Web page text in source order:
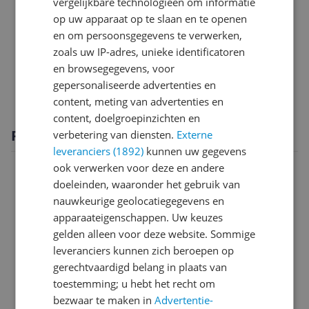
Sim informatie
Software
Technisch
Productomschrijving
op uw apparaat op te slaan en te openen
en om persoonsgegevens te verwerken,
zoals uw IP-adres, unieke identificatoren
en browsegegevens, voor
gepersonaliseerde advertenties en
content, meting van advertenties en
content, doelgroepinzichten en
verbetering van diensten. Externe
leveranciers (1892) kunnen uw gegevens
ook verwerken voor deze en andere
doeleinden, waaronder het gebruik van
nauwkeurige geolocatiegegevens en
apparaateigenschappen. Uw keuzes
gelden alleen voor deze website. Sommige
leveranciers kunnen zich beroepen op
gerechtvaardigd belang in plaats van
toestemming; u hebt het recht om
bezwaar te maken inAdvertentie-